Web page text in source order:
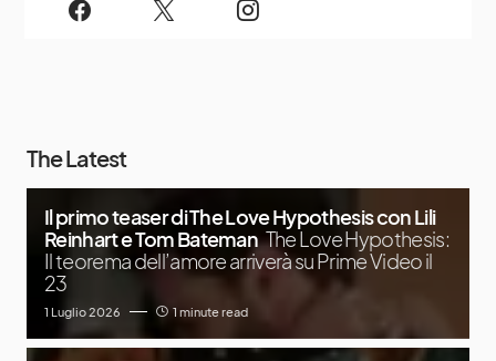
The Latest
Il primo teaser di The Love Hypothesis con Lili
Reinhart e Tom Bateman The Love Hypothesis:
Il teorema dell’amore arriverà su Prime Video il
23
1 Luglio 2026 1 minute read